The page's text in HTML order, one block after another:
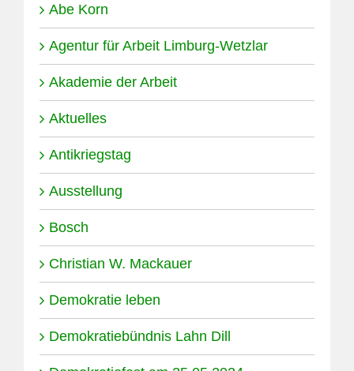
Abe Korn
Agentur für Arbeit Limburg-Wetzlar
Akademie der Arbeit
Aktuelles
Antikriegstag
Ausstellung
Bosch
Christian W. Mackauer
Demokratie leben
Demokratiebündnis Lahn Dill